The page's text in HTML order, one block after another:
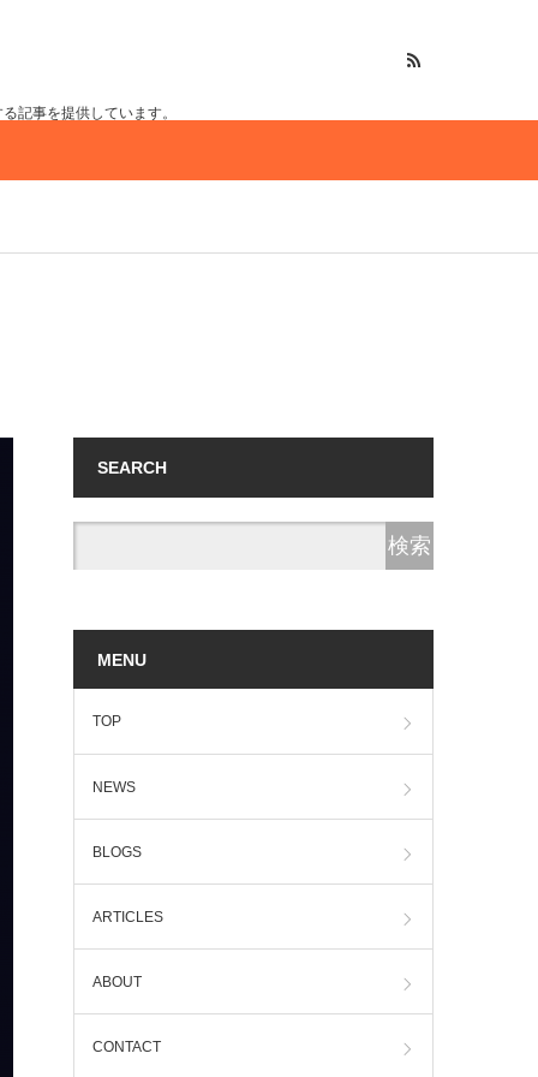
記事を提供しています。
SEARCH
MENU
TOP
NEWS
BLOGS
ARTICLES
ABOUT
CONTACT